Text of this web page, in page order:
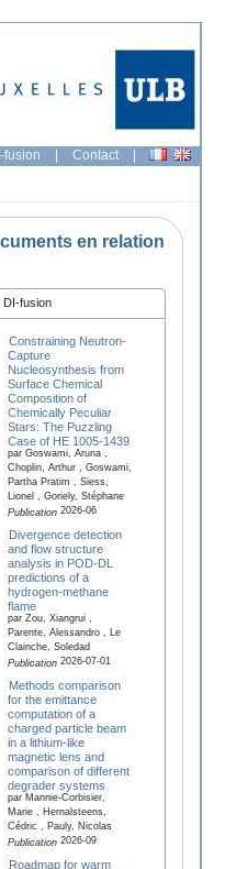
fusion | Contact |
en relation
DI-fusion
Constraining Neutron-
Capture
Nucleosynthesis from
Surface Chemical
Composition of
Chemically Peculiar
Stars: The Puzzling
Case of HE 1005-1439
par Goswami, Aruna ,
Choplin, Arthur , Goswami,
Partha Pratim , Siess,
Lionel , Goriely, Stéphane
Publication2026-06
Divergence detection
and flow structure
analysis in POD-DL
predictions of a
hydrogen-methane
flame
par Zou, Xiangrui ,
Parente, Alessandro , Le
Clainche, Soledad
Publication2026-07-01
Methods comparison
for the emittance
computation of a
charged particle beam
in a lithium-like
magnetic lens and
comparison of different
degrader systems
par Mannie-Corbisier,
Marie , Hernalsteens,
Cédric , Pauly, Nicolas
Publication2026-09
Roadmap for warm